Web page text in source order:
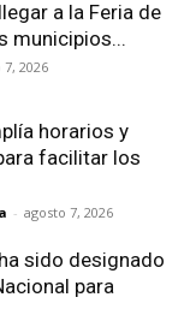
a la Feria de
municipios...
2026
horarios y
facilitar los
- agosto 7, 2026
sido designado
para